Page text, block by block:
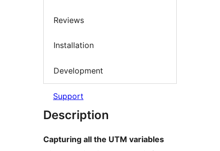
Reviews
Installation
Development
Support
Description
Capturing all the UTM variables